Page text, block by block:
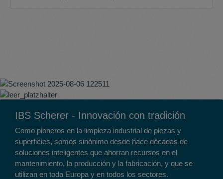
IBS Scherer - Innovación con tradición
Como pioneros en la limpieza industrial de piezas y
superficies, somos sinónimo desde hace décadas de
soluciones inteligentes que ahorran recursos en el
mantenimiento, la producción y la fabricación, y que se
utilizan en toda Europa y en todos los sectores.